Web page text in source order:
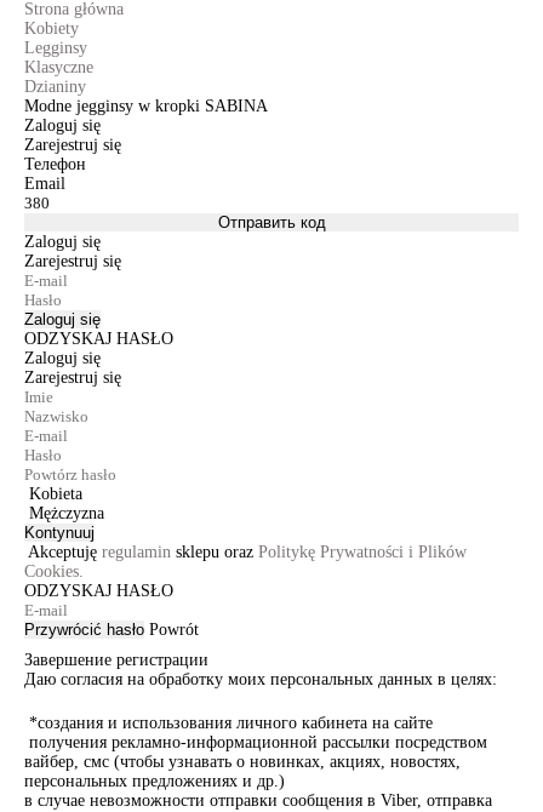
Strona główna
Kobiety
Legginsy
Klasyczne
Dzianiny
Modne jegginsy w kropki SABINA
Zaloguj się
Zarejestruj się
Телефон
Email
Отправить код
Zaloguj się
Zarejestruj się
Zaloguj się
ODZYSKAJ HASŁO
Zaloguj się
Zarejestruj się
Kobieta
Mężczyzna
Kontynuuj
Akceptuję regulamin sklepu oraz Politykę Prywatności i Plików
Cookies.
ODZYSKAJ HASŁO
Przywrócić hasło Powrót
Завершение регистрации
Даю согласия на обработку моих персональных данных в целях:
*создания и использования личного кабинета на сайте
получения рекламно-информационной рассылки посредством
вайбер, смс (чтобы узнавать о новинках, акциях, новостях,
персональных предложениях и др.)
в случае невозможности отправки сообщения в Viber, отправка